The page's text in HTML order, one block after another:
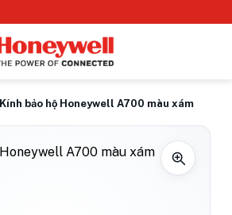
Kính bảo hộ Honeywell A700 màu xám